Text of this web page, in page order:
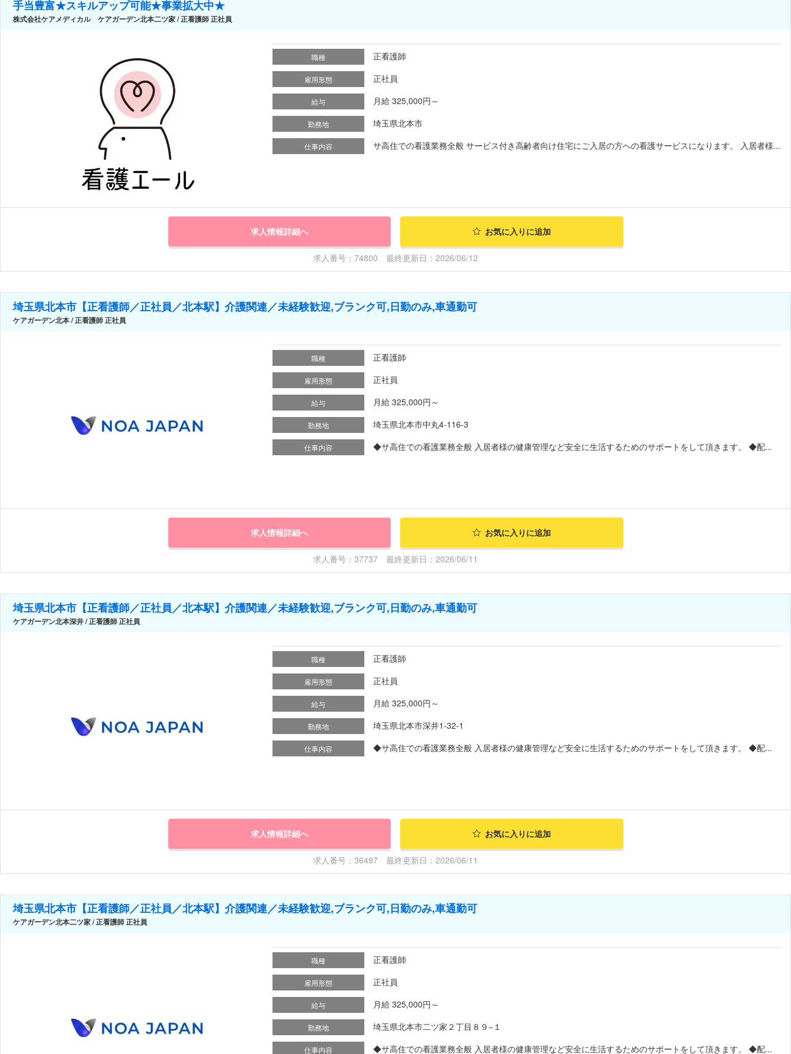
手当豊富★スキルアップ可能★事業拡大中★
株式会社ケアメディカル ケアガーデン北本二ツ家 / 正看護師 正社員
職種 正看護師
雇用形態 正社員
給与 月給 325,000円～
勤務地 埼玉県北本市
仕事内容 サ高住での看護業務全般 サービス付き高齢者向け住宅にご入居の方への看護サービスになります。 入居者様...
求人情報詳細へ お気に入りに追加
求人番号：74800 最終更新日：2026/06/12
埼玉県北本市【正看護師／正社員／北本駅】介護関連／未経験歓迎,ブランク可,日勤のみ,車通勤可
ケアガーデン北本 / 正看護師 正社員
職種 正看護師
雇用形態 正社員
給与 月給 325,000円～
勤務地 埼玉県北本市中丸4-116-3
仕事内容 ◆サ高住での看護業務全般 入居者様の健康管理など安全に生活するためのサポートをして頂きます。 ◆配...
求人情報詳細へ お気に入りに追加
求人番号：37737 最終更新日：2026/06/11
埼玉県北本市【正看護師／正社員／北本駅】介護関連／未経験歓迎,ブランク可,日勤のみ,車通勤可
ケアガーデン北本深井 / 正看護師 正社員
職種 正看護師
雇用形態 正社員
給与 月給 325,000円～
勤務地 埼玉県北本市深井1-32-1
仕事内容 ◆サ高住での看護業務全般 入居者様の健康管理など安全に生活するためのサポートをして頂きます。 ◆配...
求人情報詳細へ お気に入りに追加
求人番号：36497 最終更新日：2026/06/11
埼玉県北本市【正看護師／正社員／北本駅】介護関連／未経験歓迎,ブランク可,日勤のみ,車通勤可
ケアガーデン北本二ツ家 / 正看護師 正社員
職種 正看護師
雇用形態 正社員
給与 月給 325,000円～
勤務地 埼玉県北本市二ツ家２丁目８９−１
仕事内容 ◆サ高住での看護業務全般 入居者様の健康管理など安全に生活するためのサポートをして頂きます。 ◆配...